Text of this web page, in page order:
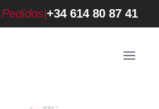
Pedidos|+34 614 80 87 41